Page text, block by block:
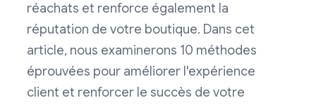
réachats et renforce également la
réputation de votre boutique. Dans cet
article, nous examinerons 10 méthodes
éprouvées pour améliorer l'expérience
client et renforcer le succès de votre